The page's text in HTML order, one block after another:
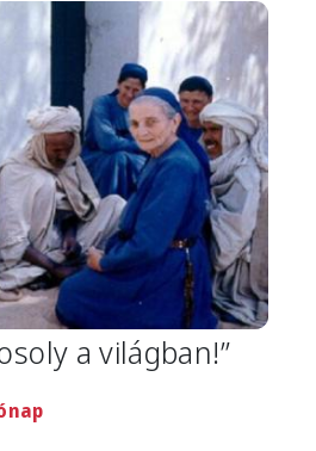
a világban!”